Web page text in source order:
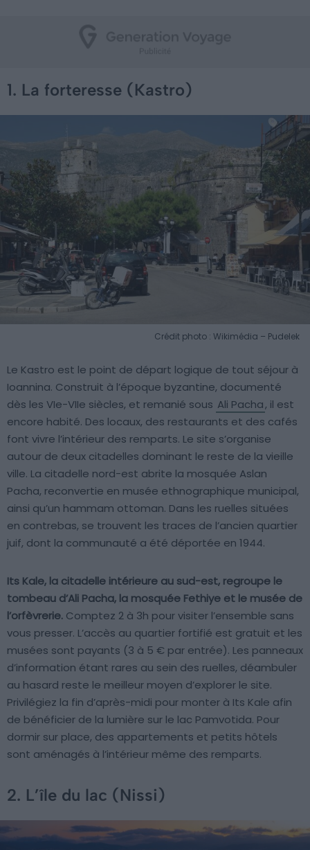
1. La forteresse (Kastro)
Crédit photo : Wikimédia – Pudelek
Le Kastro est le point de départ logique de tout séjour à
Ioannina. Construit à l’époque byzantine, documenté
dès les VIe-VIIe siècles, et remanié sous Ali Pacha, il est
encore habité. Des locaux, des restaurants et des cafés
font vivre l’intérieur des remparts. Le site s’organise
autour de deux citadelles dominant le reste de la vieille
ville. La citadelle nord-est abrite la mosquée Aslan
Pacha, reconvertie en musée ethnographique municipal,
ainsi qu’un hammam ottoman. Dans les ruelles situées
en contrebas, se trouvent les traces de l’ancien quartier
juif, dont la communauté a été déportée en 1944.
Its Kale, la citadelle intérieure au sud-est, regroupe le
tombeau d’Ali Pacha, la mosquée Fethiye et le musée de
l’orfèvrerie. Comptez 2 à 3h pour visiter l’ensemble sans
vous presser. L’accès au quartier fortifié est gratuit et les
musées sont payants (3 à 5 € par entrée). Les panneaux
d’information étant rares au sein des ruelles, déambuler
au hasard reste le meilleur moyen d’explorer le site.
Privilégiez la fin d’après-midi pour monter à Its Kale afin
de bénéficier de la lumière sur le lac Pamvotida. Pour
dormir sur place, des appartements et petits hôtels
sont aménagés à l’intérieur même des remparts.
2. L’île du lac (Nissi)